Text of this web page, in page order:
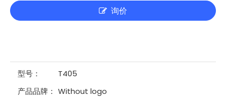
询价
型号：
T405
产品品牌： Without logo